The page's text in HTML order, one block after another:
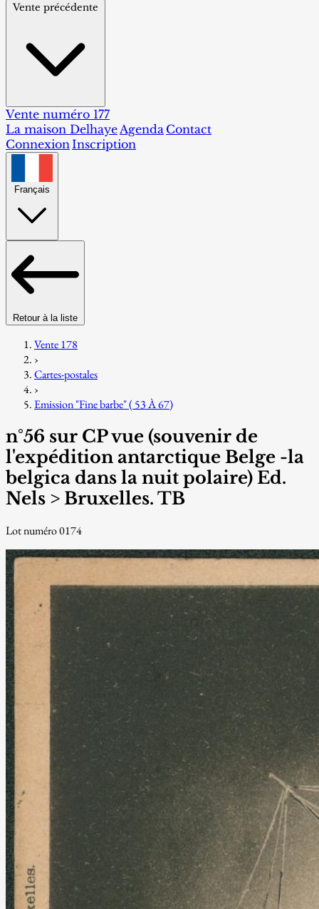
Vente précédente
Vente numéro 177
La maison DelhayeAgenda Contact
ConnexionInscription
Français
Retour à la liste
Vente 178
›
Cartes-postales
›
Emission "Fine barbe" ( 53 À 67)
n°56 sur CP vue (souvenir de
l'expédition antarctique Belge -la
belgica dans la nuit polaire) Ed.
Nels > Bruxelles. TB
Lot numéro 0174